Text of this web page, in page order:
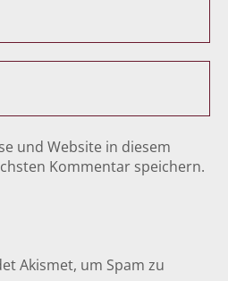
und Website in diesem
Kommentar speichern.
Akismet, um Spam zu